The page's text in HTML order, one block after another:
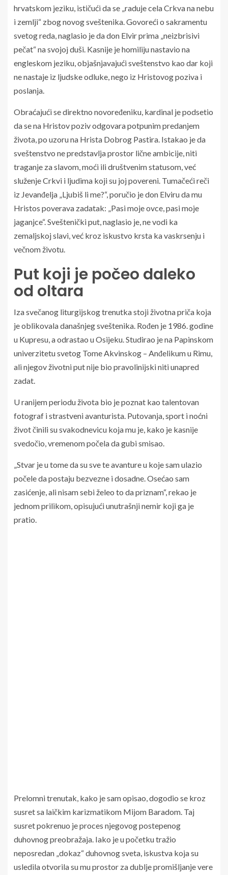
hrvatskom jeziku, ističući da se „raduje cela Crkva na nebu
i zemlji“ zbog novog sveštenika. Govoreći o sakramentu
svetog reda, naglasio je da don Elvir prima „neizbrisivi
pečat“ na svojoj duši. Kasnije je homiliju nastavio na
engleskom jeziku, objašnjavajući sveštenstvo kao dar koji
ne nastaje iz ljudske odluke, nego iz Hristovog poziva i
poslanja.
Obraćajući se direktno novoređeniku, kardinal je podsetio
da se na Hristov poziv odgovara potpunim predanjem
života, po uzoru na Hrista Dobrog Pastira. Istakao je da
sveštenstvo ne predstavlja prostor lične ambicije, niti
traganje za slavom, moći ili društvenim statusom, već
služenje Crkvi i ljudima koji su joj povereni. Tumačeći reči
iz Jevanđelja „Ljubiš li me?“, poručio je don Elviru da mu
Hristos poverava zadatak: „Pasi moje ovce, pasi moje
jaganjce“. Sveštenički put, naglasio je, ne vodi ka
zemaljskoj slavi, već kroz iskustvo krsta ka vaskrsenju i
večnom životu.
Put koji je počeo daleko
od oltara
Iza svečanog liturgijskog trenutka stoji životna priča koja
je oblikovala današnjeg sveštenika. Rođen je 1986. godine
u Kupresu, a odrastao u Osijeku. Studirao je na Papinskom
univerzitetu svetog Tome Akvinskog – Anđelikum u Rimu,
ali njegov životni put nije bio pravolinijski niti unapred
zadat.
U ranijem periodu života bio je poznat kao talentovan
fotograf i strastveni avanturista. Putovanja, sport i noćni
život činili su svakodnevicu koja mu je, kako je kasnije
svedočio, vremenom počela da gubi smisao.
„Stvar je u tome da su sve te avanture u koje sam ulazio
počele da postaju bezvezne i dosadne. Osećao sam
zasićenje, ali nisam sebi želeo to da priznam“, rekao je
jednom prilikom, opisujući unutrašnji nemir koji ga je
pratio.
Prelomni trenutak, kako je sam opisao, dogodio se kroz
susret sa laičkim karizmatikom Mijom Baradom. Taj
susret pokrenuo je proces njegovog postepenog
duhovnog preobražaja. Iako je u početku tražio
neposredan „dokaz“ duhovnog sveta, iskustva koja su
usledila otvorila su mu prostor za dublje promišljanje vere